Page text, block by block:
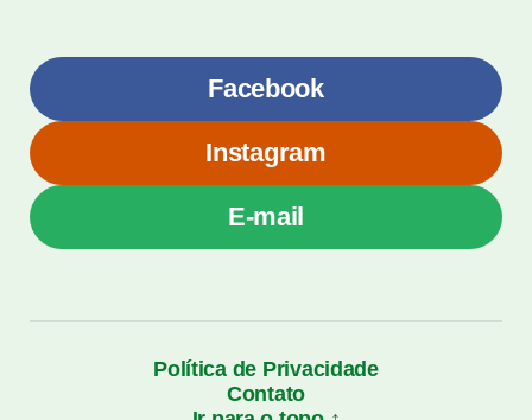
Facebook
Instagram
E-mail
Política de Privacidade
Contato